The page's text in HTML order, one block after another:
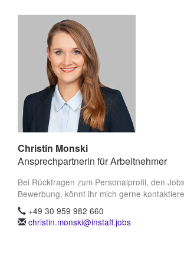
Christin Monski
Ansprechpartnerin für Arbeitnehmer
Bei Rückfragen zum Personalprofil, den
Bewerbung, könnt ihr mich gerne
+49 30 959 982 660
christin.monski@instaff.jobs